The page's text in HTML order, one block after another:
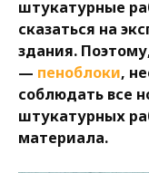
штукатурные
сказаться на
здания.
— пеноблоки,
соблюдать все
штукатурных
материала.